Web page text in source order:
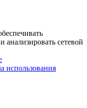
анализировать сетевой
использования